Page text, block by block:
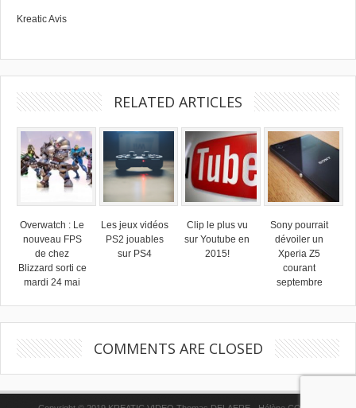
Kreatic Avis
RELATED ARTICLES
Overwatch : Le
nouveau FPS
de chez
Blizzard sorti ce
mardi 24 mai
Les jeux vidéos
PS2 jouables
sur PS4
Clip le plus vu
sur Youtube en
2015!
Sony pourrait
dévoiler un
Xperia Z5
courant
septembre
COMMENTS ARE CLOSED